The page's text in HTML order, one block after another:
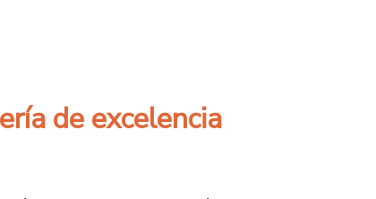
Usach
de excelencia